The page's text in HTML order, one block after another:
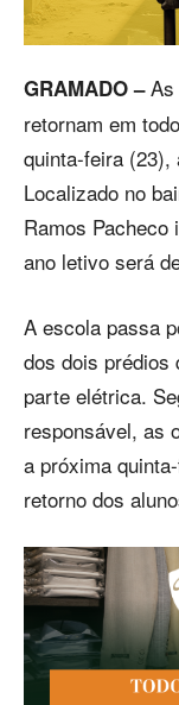
GRAMADO –
retornam em
quinta-feira (23),
Localizado no
Ramos Pacheco
ano letivo será
A escola passa
dos dois prédios
parte elétrica.
responsável, as
a próxima
retorno dos